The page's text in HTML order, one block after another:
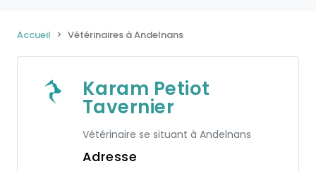
Accueil Vétérinaires à Andelnans
Karam Petiot
Tavernier
Vétérinaire se situant à Andelnans
Adresse